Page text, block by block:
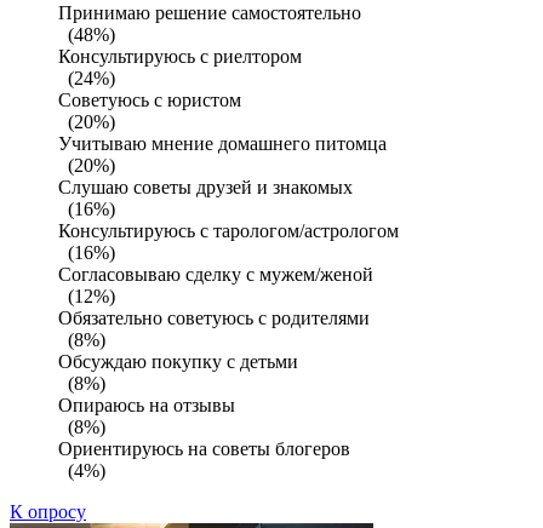
Принимаю решение самостоятельно
(48%)
Консультируюсь с риелтором
(24%)
Советуюсь с юристом
(20%)
Учитываю мнение домашнего питомца
(20%)
Слушаю советы друзей и знакомых
(16%)
Консультируюсь с тарологом/астрологом
(16%)
Согласовываю сделку с мужем/женой
(12%)
Обязательно советуюсь с родителями
(8%)
Обсуждаю покупку с детьми
(8%)
Опираюсь на отзывы
(8%)
Ориентируюсь на советы блогеров
(4%)
К опросу